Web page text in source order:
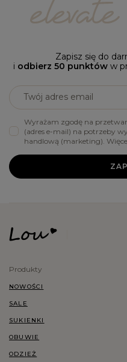
Zapisz się do
i odbierz 50 punktóww
Twój adres email
Wyrażam zgodę na
(adres e-mail) na potrzeby
handlową (marketing).
Produkty
NOWOŚCI
SALE
SUKIENKI
OBUWIE
ODZIEŻ